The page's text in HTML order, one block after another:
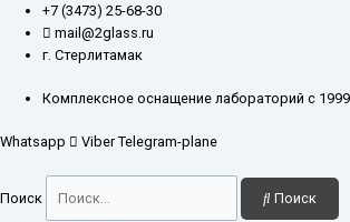
Перейти
содержимому
+7 (3473) 25-68-30
mail@2glass.ru
г. Стерлитамак
Комплексное оснащение лабораторий с
Whatsapp Viber Telegram-plane
Поиск Поиск
Количество
товара
Воронка
100-
14/23